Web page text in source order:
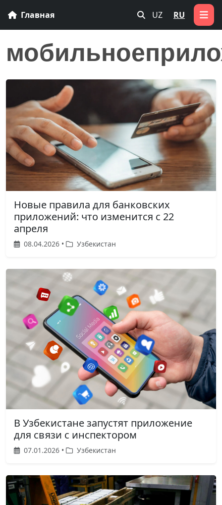
Главная UZ RU
Новые правила для банковских
приложений: что изменится с 22
апреля
08.04.2026 • Узбекистан
В Узбекистане запустят приложение
для связи с инспектором
07.01.2026 • Узбекистан